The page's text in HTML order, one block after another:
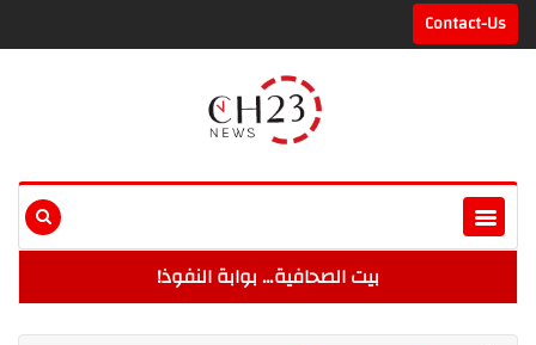
Contact-Us
بيت الصحافية… بوابة النفوذ!